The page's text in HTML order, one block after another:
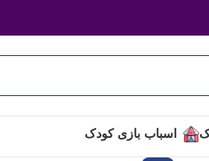
اسباب بازی کودک